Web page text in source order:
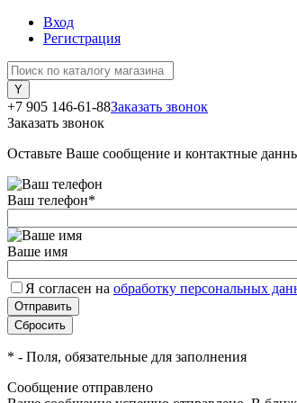
Вход
Регистрация
+7 905 146-61-88Заказать звонок
Заказать звонок
Оставьте Ваше сообщение и контактные
Ваш телефон*
Ваше имя
Я согласен на обработку персональных
* - Поля, обязательные для заполнения
Сообщение отправлено